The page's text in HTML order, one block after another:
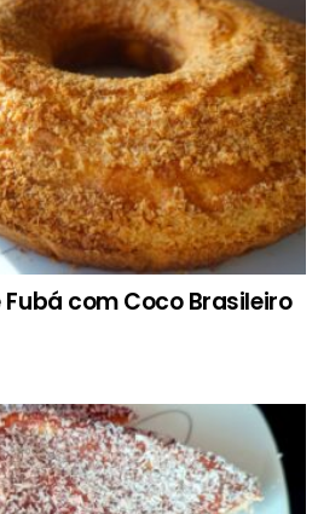
com Coco Brasileiro